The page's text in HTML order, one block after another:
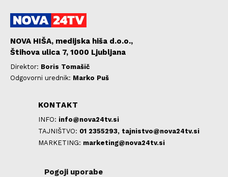
NOVA HIŠA, medijska hiša d.o.o.,
Štihova ulica 7, 1000 Ljubljana
Direktor: Boris Tomašič
Odgovorni urednik: Marko Puš
KONTAKT
INFO: info@nova24tv.si
TAJNIŠTVO: 01 2355293, tajnistvo@nova24tv.si
MARKETING: marketing@nova24tv.si
Pogoji uporabe